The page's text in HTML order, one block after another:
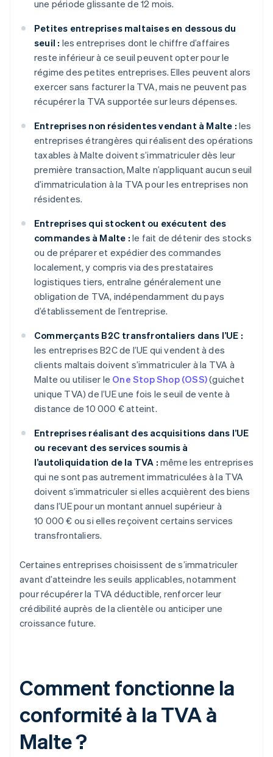
une période glissante de 12 mois.
Petites entreprises maltaises en dessous du
seuil : les entreprises dont le chiffre d’affaires
reste inférieur à ce seuil peuvent opter pour le
régime des petites entreprises. Elles peuvent alors
exercer sans facturer la TVA, mais ne peuvent pas
récupérer la TVA supportée sur leurs dépenses.
Entreprises non résidentes vendant à Malte : les
entreprises étrangères qui réalisent des opérations
taxables à Malte doivent s’immatriculer dès leur
première transaction, Malte n’appliquant aucun seuil
d’immatriculation à la TVA pour les entreprises non
résidentes.
Entreprises qui stockent ou exécutent des
commandes à Malte : le fait de détenir des stocks
ou de préparer et expédier des commandes
localement, y compris via des prestataires
logistiques tiers, entraîne généralement une
obligation de TVA, indépendamment du pays
d’établissement de l’entreprise.
Commerçants B2C transfrontaliers dans l’UE :
les entreprises B2C de l’UE qui vendent à des
clients maltais doivent s’immatriculer à la TVA à
Malte ou utiliser le One Stop Shop (OSS)(guichet
unique TVA) de l’UE une fois le seuil de vente à
distance de 10 000 € atteint.
Entreprises réalisant des acquisitions dans l’UE
ou recevant des services soumis à
l’autoliquidation de la TVA : même les entreprises
qui ne sont pas autrement immatriculées à la TVA
doivent s’immatriculer si elles acquièrent des biens
dans l’UE pour un montant annuel supérieur à
10 000 € ou si elles reçoivent certains services
transfrontaliers.
Certaines entreprises choisissent de s’immatriculer
avant d’atteindre les seuils applicables, notamment
pour récupérer la TVA déductible, renforcer leur
crédibilité auprès de la clientèle ou anticiper une
croissance future.
Comment fonctionne la
conformité à la TVA à
Malte ?